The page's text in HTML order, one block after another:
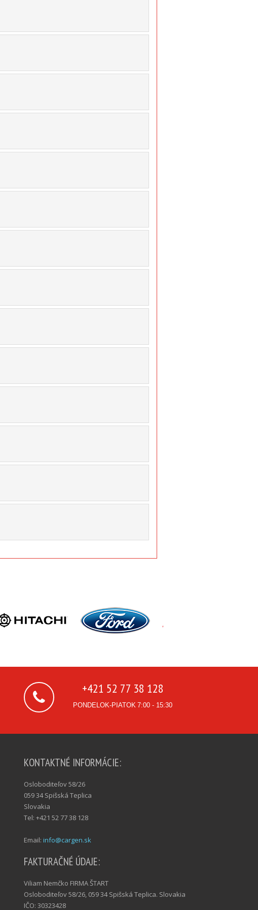
+421 52 77 38 128
PONDELOK-PIATOK 7:00 - 15:30
KONTAKTNÉ INFORMÁCIE:
Osloboditeľov 58/26
059 34 Spišská Teplica
Slovakia
Tel: +421 52 77 38 128
Email: info@cargen.sk
FAKTURAČNÉ ÚDAJE:
Viliam Nemčko FIRMA ŠTART
Osloboditeľov 58/26, 059 34 Spišská Teplica. Slovakia
IČO: 30323428